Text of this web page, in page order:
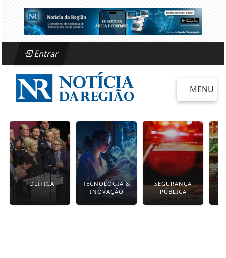
Entrar
MENU
POLÍTICA
TECNOLOGIA &
INOVAÇÃO
SEGURANÇA
PÚBLICA